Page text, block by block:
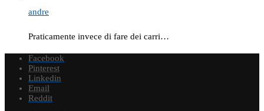
andre
Praticamente invece di fare dei carri…
Facebook
Pinterest
Linkedin
Email
Reddit